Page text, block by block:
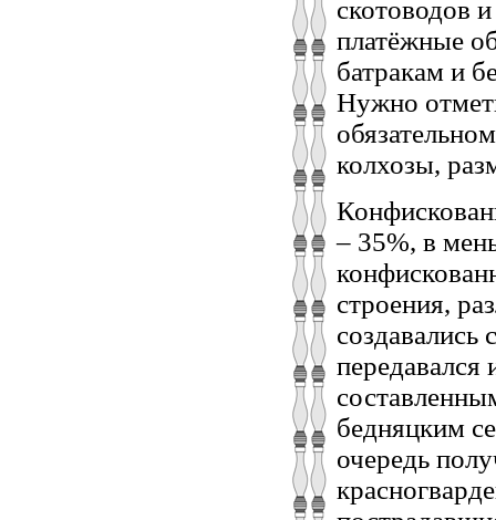
скотоводов
платёжные
батракам и
Нужно
колхозы,
– 35%, в
строения,
бедняцким
очередь